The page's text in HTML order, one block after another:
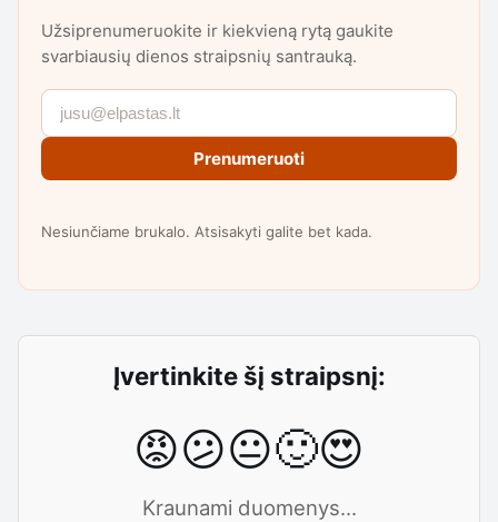
Užsiprenumeruokite ir kiekvieną rytą gaukite
svarbiausių dienos straipsnių santrauką.
Prenumeruoti
Nesiunčiame brukalo. Atsisakyti galite bet kada.
Įvertinkite šį straipsnį:
😡😕😐🙂😍
Kraunami duomenys...